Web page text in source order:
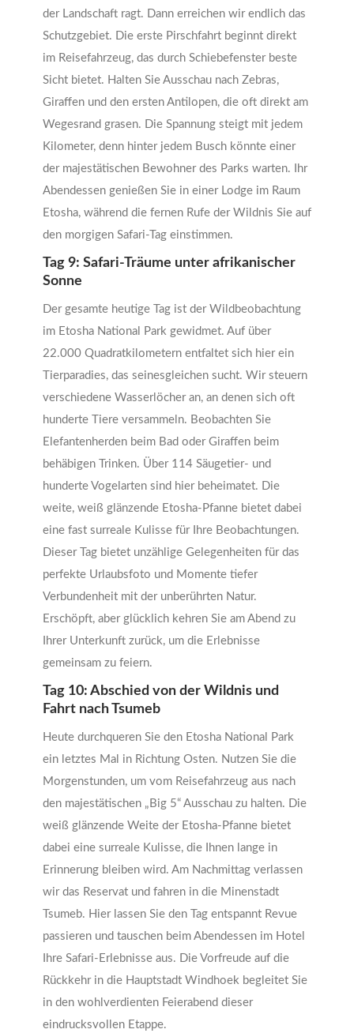
der Landschaft ragt. Dann erreichen wir endlich das
Schutzgebiet. Die erste Pirschfahrt beginnt direkt
im Reisefahrzeug, das durch Schiebefenster beste
Sicht bietet. Halten Sie Ausschau nach Zebras,
Giraffen und den ersten Antilopen, die oft direkt am
Wegesrand grasen. Die Spannung steigt mit jedem
Kilometer, denn hinter jedem Busch könnte einer
der majestätischen Bewohner des Parks warten. Ihr
Abendessen genießen Sie in einer Lodge im Raum
Etosha, während die fernen Rufe der Wildnis Sie auf
den morgigen Safari-Tag einstimmen.
Tag 9: Safari-Träume unter afrikanischer
Sonne
Der gesamte heutige Tag ist der Wildbeobachtung
im Etosha National Park gewidmet. Auf über
22.000 Quadratkilometern entfaltet sich hier ein
Tierparadies, das seinesgleichen sucht. Wir steuern
verschiedene Wasserlöcher an, an denen sich oft
hunderte Tiere versammeln. Beobachten Sie
Elefantenherden beim Bad oder Giraffen beim
behäbigen Trinken. Über 114 Säugetier- und
hunderte Vogelarten sind hier beheimatet. Die
weite, weiß glänzende Etosha-Pfanne bietet dabei
eine fast surreale Kulisse für Ihre Beobachtungen.
Dieser Tag bietet unzählige Gelegenheiten für das
perfekte Urlaubsfoto und Momente tiefer
Verbundenheit mit der unberührten Natur.
Erschöpft, aber glücklich kehren Sie am Abend zu
Ihrer Unterkunft zurück, um die Erlebnisse
gemeinsam zu feiern.
Tag 10: Abschied von der Wildnis und
Fahrt nach Tsumeb
Heute durchqueren Sie den Etosha National Park
ein letztes Mal in Richtung Osten. Nutzen Sie die
Morgenstunden, um vom Reisefahrzeug aus nach
den majestätischen „Big 5“ Ausschau zu halten. Die
weiß glänzende Weite der Etosha-Pfanne bietet
dabei eine surreale Kulisse, die Ihnen lange in
Erinnerung bleiben wird. Am Nachmittag verlassen
wir das Reservat und fahren in die Minenstadt
Tsumeb. Hier lassen Sie den Tag entspannt Revue
passieren und tauschen beim Abendessen im Hotel
Ihre Safari-Erlebnisse aus. Die Vorfreude auf die
Rückkehr in die Hauptstadt Windhoek begleitet Sie
in den wohlverdienten Feierabend dieser
eindrucksvollen Etappe.